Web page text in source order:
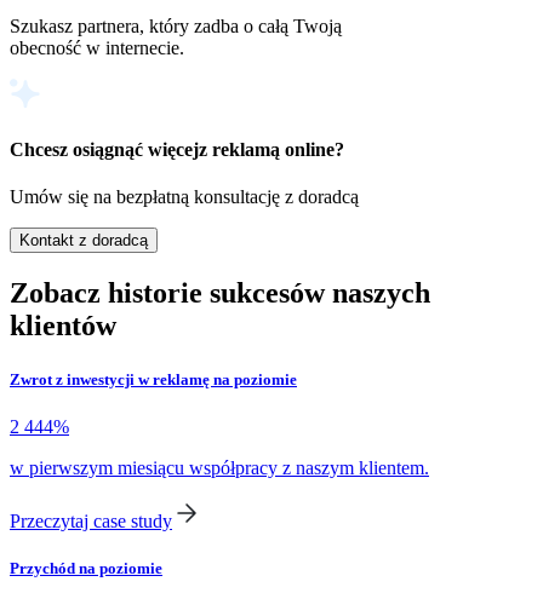
Szukasz partnera, który zadba o całą Twoją
obecność w internecie.
Chcesz osiągnąć więcejz reklamą online?
Umów się na bezpłatną konsultację z doradcą
Kontakt z doradcą
Zobacz historie sukcesów naszych
klientów
Zwrot z inwestycji w reklamę na poziomie
2 444%
w pierwszym miesiącu współpracy z naszym klientem.
Przeczytaj case study
Przychód na poziomie